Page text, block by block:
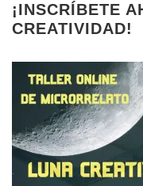
¡INSCRÍBETE
CREATIVIDAD!